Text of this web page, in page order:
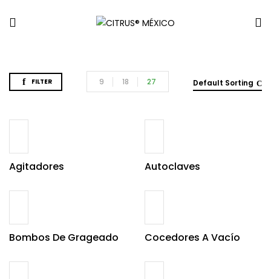
FILTER Default Sorting
9 18 27
Agitadores Autoclaves
Bombos De Grageado Cocedores A Vacío